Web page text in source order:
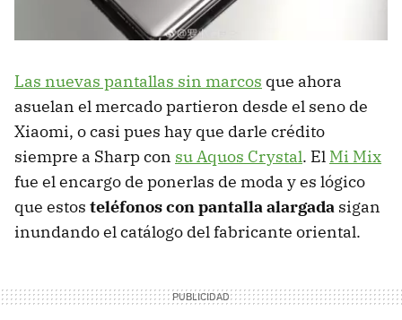
Las nuevas pantallas sin marcos que ahora
asuelan el mercado partieron desde el seno de
Xiaomi, o casi pues hay que darle crédito
siempre a Sharp con su Aquos Crystal. El Mi Mix
fue el encargo de ponerlas de moda y es lógico
que estos teléfonos con pantalla alargada sigan
inundando el catálogo del fabricante oriental.